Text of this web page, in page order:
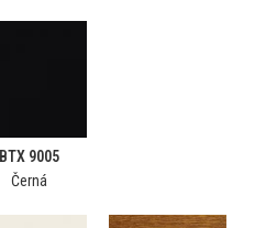
BTX 9005
Černá